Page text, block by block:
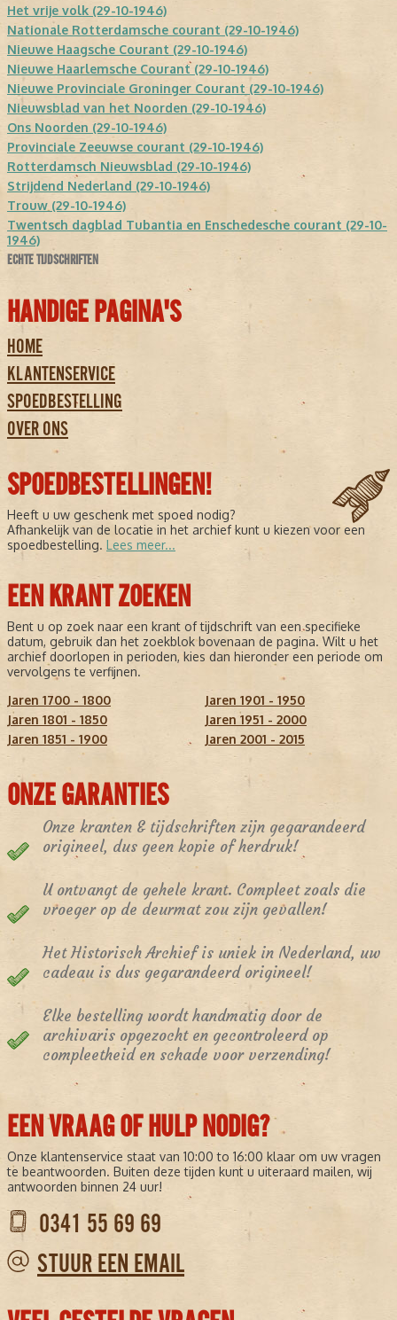
Het vrije volk (29-10-1946)
Nationale Rotterdamsche courant (29-10-1946)
Nieuwe Haagsche Courant (29-10-1946)
Nieuwe Haarlemsche Courant (29-10-1946)
Nieuwe Provinciale Groninger Courant (29-10-1946)
Nieuwsblad van het Noorden (29-10-1946)
Ons Noorden (29-10-1946)
Provinciale Zeeuwse courant (29-10-1946)
Rotterdamsch Nieuwsblad (29-10-1946)
Strijdend Nederland (29-10-1946)
Trouw (29-10-1946)
Twentsch dagblad Tubantia en Enschedesche courant (29-10-
1946)
ECHTE TIJDSCHRIFTEN
HANDIGE PAGINA'S
HOME
KLANTENSERVICE
SPOEDBESTELLING
OVER ONS
SPOEDBESTELLINGEN!
Heeft u uw geschenk met spoed nodig?
Afhankelijk van de locatie in het archief kunt u kiezen voor een
spoedbestelling. Lees meer...
EEN KRANT ZOEKEN
Bent u op zoek naar een krant of tijdschrift van een specifieke
datum, gebruik dan het zoekblok bovenaan de pagina. Wilt u het
archief doorlopen in perioden, kies dan hieronder een periode om
vervolgens te verfijnen.
Jaren 1700 - 1800
Jaren 1801 - 1850
Jaren 1851 - 1900
Jaren 1901 - 1950
Jaren 1951 - 2000
Jaren 2001 - 2015
ONZE GARANTIES
Onze kranten & tijdschriften zijn gegarandeerd
origineel, dus geen kopie of herdruk!
U ontvangt de gehele krant. Compleet zoals die
vroeger op de deurmat zou zijn gevallen!
Het Historisch Archief is uniek in Nederland, uw
cadeau is dus gegarandeerd origineel!
Elke bestelling wordt handmatig door de
archivaris opgezocht en gecontroleerd op
compleetheid en schade voor verzending!
EEN VRAAG OF HULP NODIG?
Onze klantenservice staat van 10:00 to 16:00 klaar om uw vragen
te beantwoorden. Buiten deze tijden kunt u uiteraard mailen, wij
antwoorden binnen 24 uur!
0341 55 69 69
STUUR EEN EMAIL